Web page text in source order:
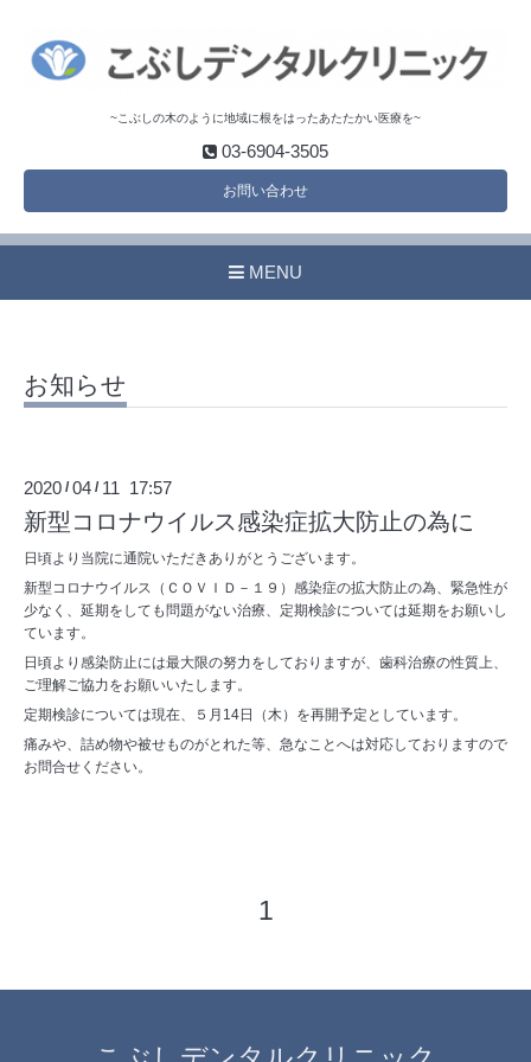
~こぶしの木のように地域に根をはったあたたかい医療を~
03-6904-3505
お問い合わせ
MENU
お知らせ
2020 /04 / 11 17:57
新型コロナウイルス感染症拡大防止の為に
日頃より当院に通院いただきありがとうございます。
新型コロナウイルス（ＣＯＶＩＤ－１９）感染症の拡大防止の為、緊急性が
少なく、延期をしても問題がない治療、定期検診については延期をお願いし
ています。
日頃より感染防止には最大限の努力をしておりますが、歯科治療の性質上、
ご理解ご協力をお願いいたします。
定期検診については現在、５月14日（木）を再開予定としています。
痛みや、詰め物や被せものがとれた等、急なことへは対応しておりますので
お問合せください。
1